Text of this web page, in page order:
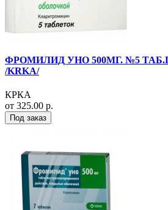
ФРОМИЛИД УНО 500МГ. №5
/KRKA/
КРКА
от 325.00 р.
Под заказ